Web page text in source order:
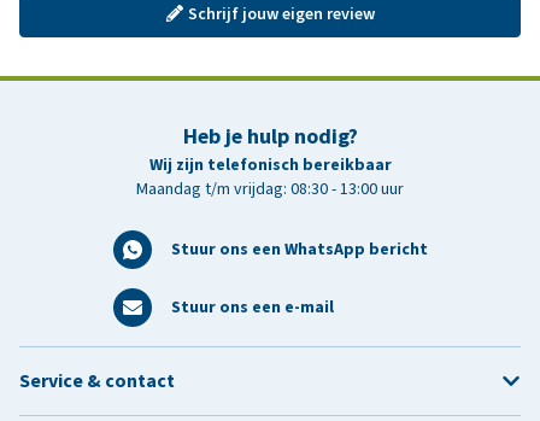
Schrijf jouw eigen review
Heb je hulp nodig?
Wij zijn telefonisch bereikbaar
Maandag t/m vrijdag: 08:30 - 13:00 uur
Stuur ons een WhatsApp bericht
Stuur ons een e-mail
Service & contact